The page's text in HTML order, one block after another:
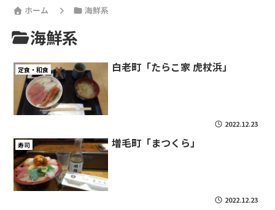
ホーム 海鮮系
海鮮系
定食・和食 白老町「たらこ家 虎杖浜」
2022.12.23
寿司 増毛町「まつくら」
2022.12.23